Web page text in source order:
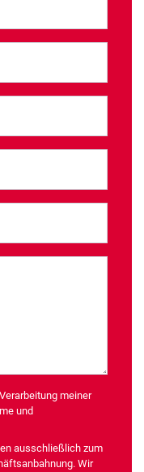
meiner
und
ausschließlich zum
Wir